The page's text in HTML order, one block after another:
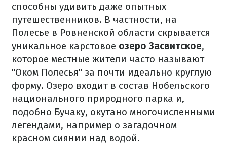
способны удивить даже опытных
путешественников. В частности, на
Полесье в Ровненской области скрывается
уникальное карстовое озеро Засвитское,
которое местные жители часто называют
"Оком Полесья" за почти идеально круглую
форму. Озеро входит в состав Нобельского
национального природного парка и,
подобно Бучаку, окутано многочисленными
легендами, например о загадочном
красном сиянии над водой.